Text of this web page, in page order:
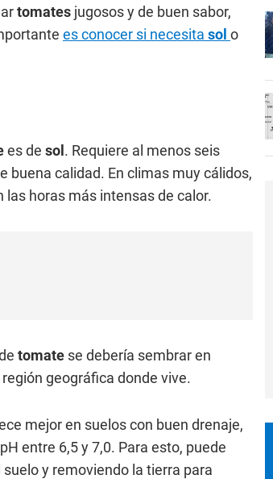
tomates jugosos y de buen sabor,
es conocer si necesita sol o
es de sol . Requiere al menos seis
buena calidad. En climas muy cálidos,
horas más intensas de calor.
tomate se debería sembrar en
geográfica donde vive.
mejor en suelos con buen drenaje,
entre 6,5 y 7,0. Para esto, puede
y removiendo la tierra para